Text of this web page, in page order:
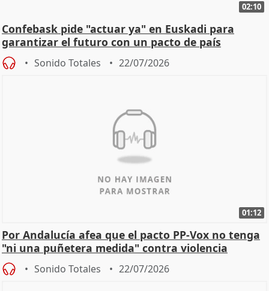
02:10
Confebask pide "actuar ya" en Euskadi para
garantizar el futuro con un pacto de país
Sonido Totales 22/07/2026
01:12
Por Andalucía afea que el pacto PP-Vox no tenga
"ni una puñetera medida" contra violencia
machista
Sonido Totales 22/07/2026